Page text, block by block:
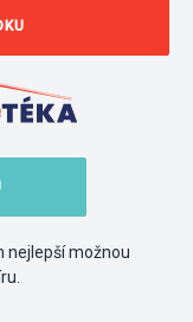
nejlepší možnou